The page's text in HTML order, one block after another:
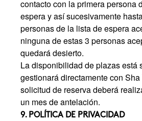
contacto con la primera persona
espera y así sucesivamente
personas de la lista de espera
ninguna de estas 3 personas
quedará desierto.
La disponibilidad de plazas está
gestionará directamente con
solicitud de reserva deberá
un mes de antelación.
9. POLÍTICA DE PRIVACIDAD